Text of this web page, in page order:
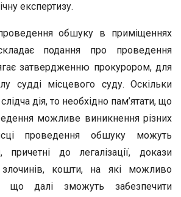
експертизу.
обшуку в приміщеннях
подання про проведення
затвердженню прокурором, для
судді місцевого суду. Оскільки
дія, то необхідно пам’ятати, що
можливе виникнення різних
проведення обшуку можуть
причетні до легалізації, докази
кошти, на які можливо
що далі зможуть забезпечити